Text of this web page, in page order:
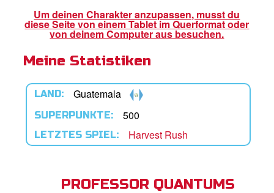
Bibel App
ändern
Um deinen Charakter anzupassen, musst du
diese Seite von einem Tablet im Querformat oder
von deinem Computer aus besuchen.
Meine Statistiken
LAND: Guatemala
SUPERPUNKTE: 500
LETZTES SPIEL: Harvest Rush
PROFESSOR QUANTUMS